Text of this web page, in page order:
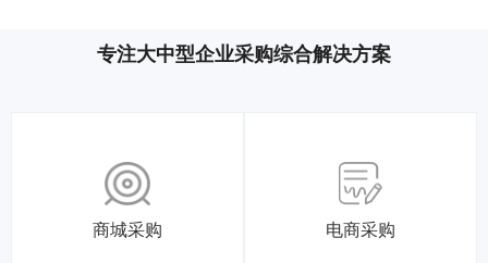
专注大中型企业采购综合解决方案
商城采购 电商采购